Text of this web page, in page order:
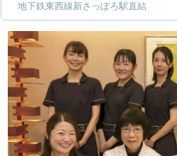
地下鉄東西線新さっぽろ駅直結